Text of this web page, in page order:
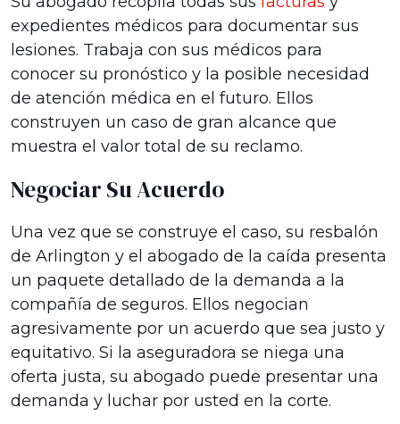
expedientes médicos para documentar sus
lesiones. Trabaja con sus médicos para
conocer su pronóstico y la posible necesidad
de atención médica en el futuro. Ellos
construyen un caso de gran alcance que
muestra el valor total de su reclamo.
Negociar Su Acuerdo
Una vez que se construye el caso, su resbalón
de Arlington y el abogado de la caída presenta
un paquete detallado de la demanda a la
compañía de seguros. Ellos negocian
agresivamente por un acuerdo que sea justo y
equitativo. Si la aseguradora se niega una
oferta justa, su abogado puede presentar una
demanda y luchar por usted en la corte.